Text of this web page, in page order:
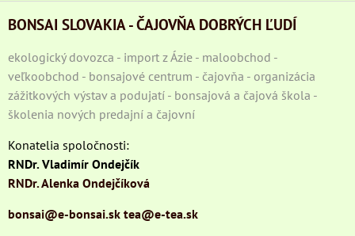
BONSAI SLOVAKIA - ČAJOVŇA DOBRÝCH ĽUDÍ
ekologický dovozca - import z Ázie - maloobchod -
veľkoobchod - bonsajové centrum - čajovňa - organizácia
zážitkových výstav a podujatí - bonsajová a čajová škola -
školenia nových predajní a čajovní
Konatelia spoločnosti:
RNDr. Vladimír Ondejčík
RNDr. Alenka Ondejčíková
bonsai@e-bonsai.sk tea@e-tea.sk